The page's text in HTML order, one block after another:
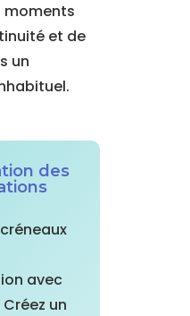
moments
et de
un
des
avec
un